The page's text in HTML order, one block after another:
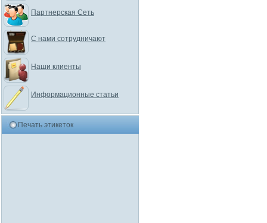
Партнерская Сеть
С нами сотрудничают
Наши клиенты
Информационные статьи
Печать этикеток